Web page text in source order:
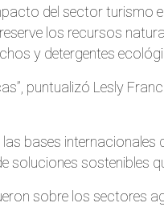
del sector turismo
los recursos
y detergentes
puntualizó Lesly
bases
sostenibles
sobre los sectores